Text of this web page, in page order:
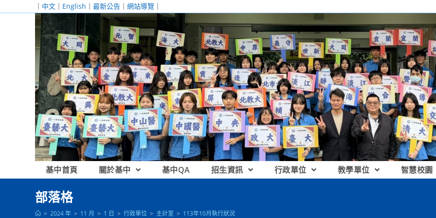
｜ 中文 ｜ English ｜ 最新公告 ｜ 網站導覽 ｜
基中首頁 關於基中 基中QA 招生資訊 行政單位 教學單位 智慧校園
部落格
> 2024 年 > 11 月 > 1 日 > 行政單位 > 主計室 > 113年10月執行狀況